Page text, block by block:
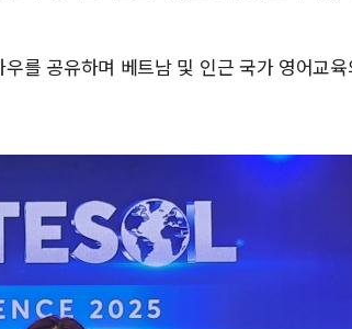
李 "해남 태양광, 대한민국 다음 100년 밑거
를 공유하며 베트남 및 인근 국가 영어교육